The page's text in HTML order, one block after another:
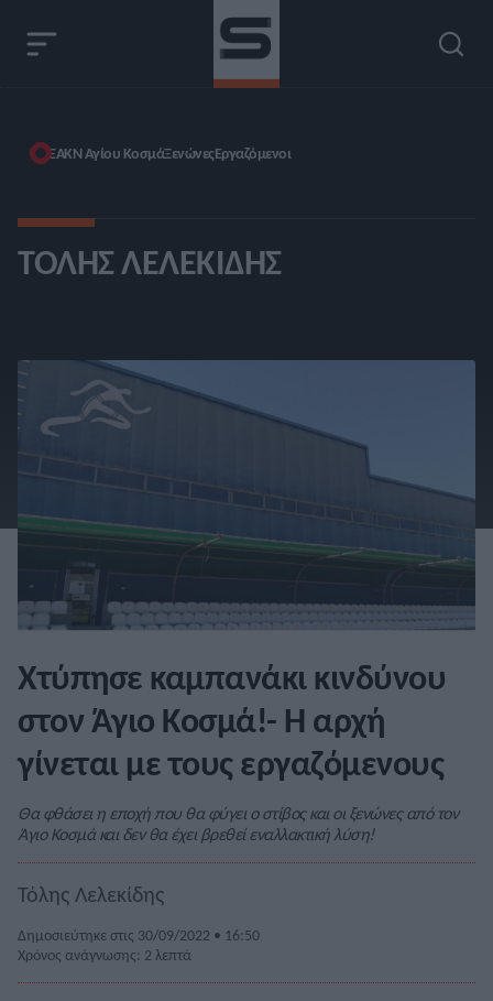
ΕΑΚΝ Αγίου ΚοσμάΞενώνεςΕργαζόμενοι
ΤΌΛΗΣ ΛΕΛΕΚΊΔΗΣ
Χτύπησε καμπανάκι κινδύνου
στον Άγιο Κοσμά!- Η αρχή
γίνεται με τους εργαζόμενους
Θα φθάσει η εποχή που θα φύγει ο στίβος και οι ξενώνες από τον
Άγιο Κοσμά και δεν θα έχει βρεθεί εναλλακτική λύση!
Τόλης Λελεκίδης
Δημοσιεύτηκε στις 30/09/2022 • 16:50
Χρόνος ανάγνωσης: 2 λεπτά